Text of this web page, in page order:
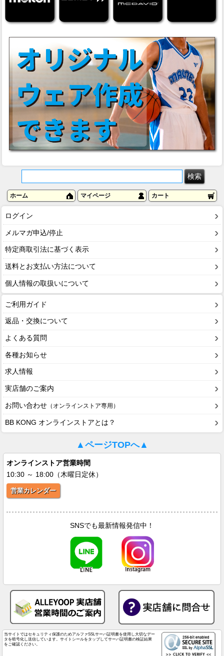
ホーム マイページ カート
ログイン
メルマガ申込/停止
特定商取引法に基づく表示
送料とお支払い方法について
個人情報の取扱いについて
ご利用ガイド
返品・交換について
よくある質問
各種お知らせ
求人情報
実店舗のご案内
お問い合わせ （オンラインストア専用）
BB KONG オンラインストアとは？
▲ページTOPへ▲
オンラインストア営業時間
10:30 ～ 18:00（木曜日定休）
営業カレンダー
SNSでも最新情報発信中！
当サイトではセキュリティ保護のためアルファSSLサーバ証明書を使用し大切なデー
タを暗号化し送信しています。サイトシールをタップしてサーバ証明書の検証結果
をご確認ください。